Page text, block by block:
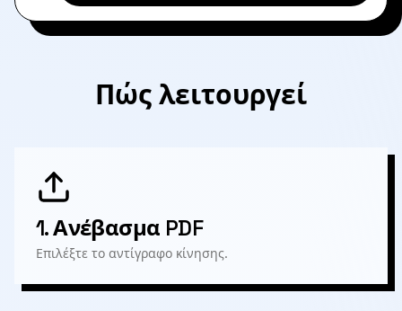
Πώς λειτουργεί
1.Ανέβασμα PDF
Επιλέξτε το αντίγραφο κίνησης.